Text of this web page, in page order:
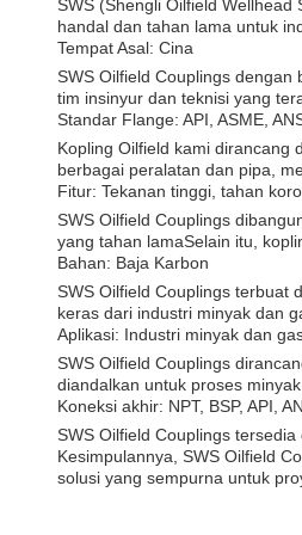
SWS (Shengli Oilfield
handal dan tahan lama untuk
Tempat Asal: Cina
SWS Oilfield Couplings
tim insinyur dan teknisi yang
Standar Flange: API, ASME,
Kopling Oilfield kami dirancang
berbagai peralatan dan pipa,
Fitur: Tekanan tinggi, tahan
SWS Oilfield Couplings
yang tahan lamaSelain itu,
Bahan: Baja Karbon
SWS Oilfield Couplings terbuat
keras dari industri minyak dan
Aplikasi: Industri minyak dan
SWS Oilfield Couplings
diandalkan untuk proses
Koneksi akhir: NPT, BSP, API,
SWS Oilfield Couplings
Kesimpulannya, SWS Oilfield
solusi yang sempurna untuk